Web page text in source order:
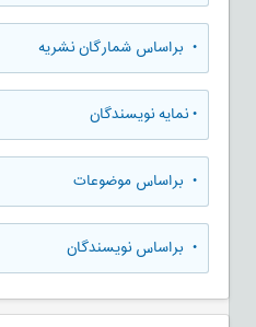
• براساس شمارگان نشریه
•نمایه نویسندگان
• براساس موضوعات
• براساس نویسندگان